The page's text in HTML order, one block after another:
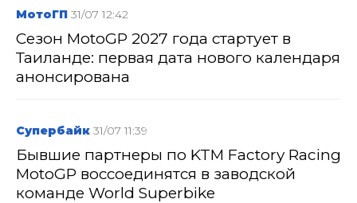
МотоГП 31/07 12:42
Сезон MotoGP 2027 года стартует в
Таиланде: первая дата нового календаря
анонсирована
Супербайк 31/07 11:39
Бывшие партнеры по KTM Factory Racing
MotoGP воссоединятся в заводской
команде World Superbike